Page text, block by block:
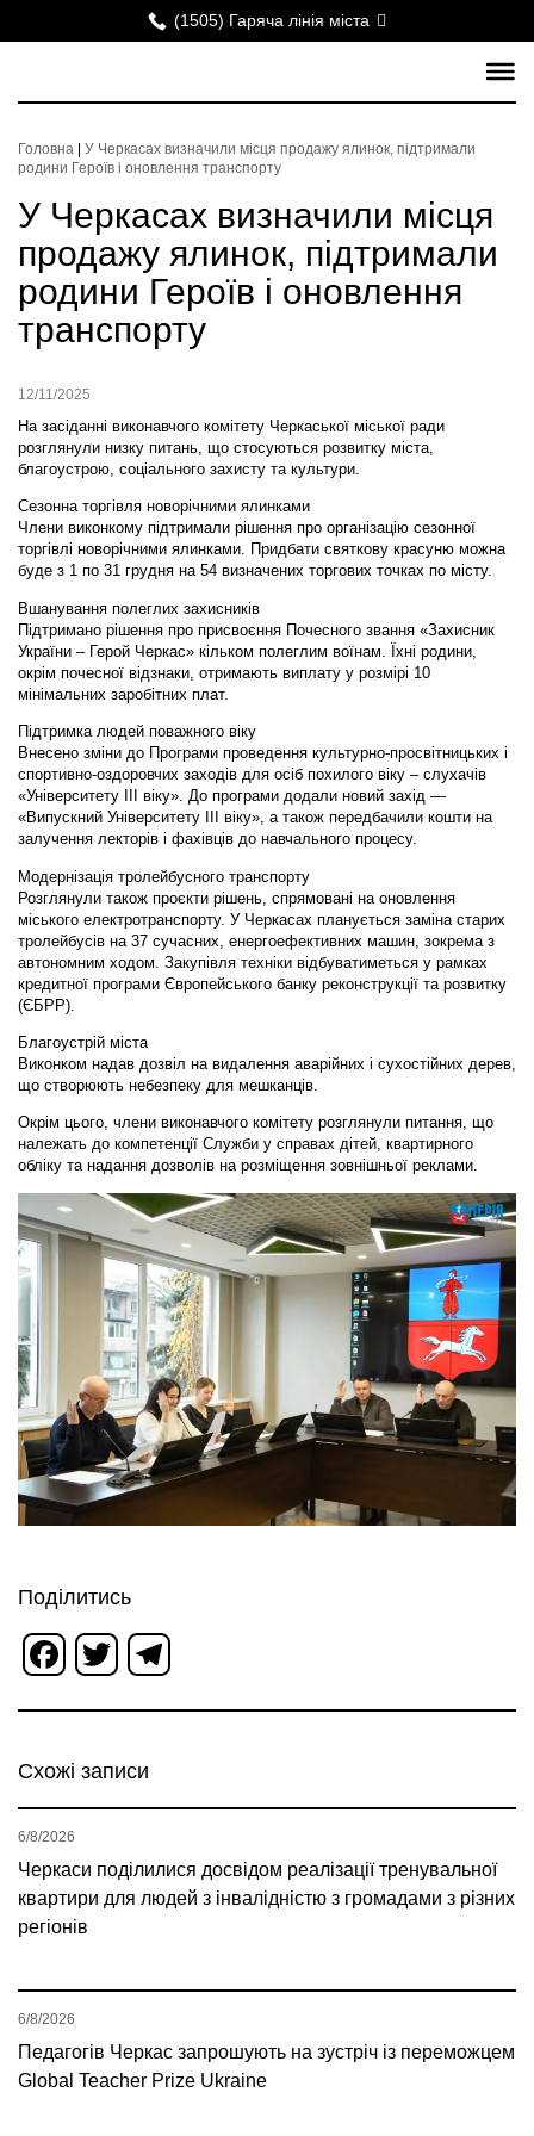
(1505) Гаряча лінія міста
Головна
У Черкасах визначили місця продажу ялинок, підтримали
родини Героїв і оновлення транспорту
У Черкасах визначили місця
продажу ялинок, підтримали
родини Героїв і оновлення
транспорту
12/11/2025
На засіданні виконавчого комітету Черкаської міської ради
розглянули низку питань, що стосуються розвитку міста,
благоустрою, соціального захисту та культури.
Сезонна торгівля новорічними ялинками
Члени виконкому підтримали рішення про організацію сезонної
торгівлі новорічними ялинками. Придбати святкову красуню можна
буде з 1 по 31 грудня на 54 визначених торгових точках по місту.
Вшанування полеглих захисників
Підтримано рішення про присвоєння Почесного звання «Захисник
України – Герой Черкас» кільком полеглим воїнам. Їхні родини,
окрім почесної відзнаки, отримають виплату у розмірі 10
мінімальних заробітних плат.
Підтримка людей поважного віку
Внесено зміни до Програми проведення культурно-просвітницьких і
спортивно-оздоровчих заходів для осіб похилого віку – слухачів
«Університету ІІІ віку». До програми додали новий захід —
«Випускний Університету ІІІ віку», а також передбачили кошти на
залучення лекторів і фахівців до навчального процесу.
Модернізація тролейбусного транспорту
Розглянули також проєкти рішень, спрямовані на оновлення
міського електротранспорту. У Черкасах планується заміна старих
тролейбусів на 37 сучасних, енергоефективних машин, зокрема з
автономним ходом. Закупівля техніки відбуватиметься у рамках
кредитної програми Європейського банку реконструкції та розвитку
(ЄБРР).
Благоустрій міста
Виконком надав дозвіл на видалення аварійних і сухостійних дерев,
що створюють небезпеку для мешканців.
Окрім цього, члени виконавчого комітету розглянули питання, що
належать до компетенції Служби у справах дітей, квартирного
обліку та надання дозволів на розміщення зовнішньої реклами.
Поділитись
Facebook
Twitter
Схожі записи
Черкаси поділилися досвідом реалізації тренувальної
квартири для людей з інвалідністю з громадами з різних
регіонів
6/8/2026
Педагогів Черкас запрошують на зустріч із переможцем
Global Teacher Prize Ukraine
6/8/2026